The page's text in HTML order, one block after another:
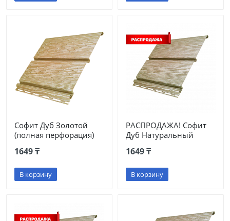
Софит Дуб Золотой
(полная перфорация)
1649 ₸
В корзину
РАСПРОДАЖА! Софит
Дуб Натуральный
1649 ₸
В корзину